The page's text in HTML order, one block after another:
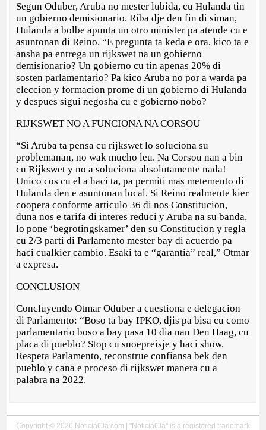
Segun Oduber, Aruba no mester lubida, cu Hulanda tin
un gobierno demisionario. Riba dje den fin di siman,
Hulanda a bolbe apunta un otro minister pa atende cu e
asuntonan di Reino. “E pregunta ta keda e ora, kico ta e
ansha pa entrega un rijkswet na un gobierno
demisionario? Un gobierno cu tin apenas 20% di
sosten parlamentario? Pa kico Aruba no por a warda pa
eleccion y formacion prome di un gobierno di Hulanda
y despues sigui negosha cu e gobierno nobo?
RIJKSWET NO A FUNCIONA NA CORSOU
“Si Aruba ta pensa cu rijkswet lo soluciona su
problemanan, no wak mucho leu. Na Corsou nan a bin
cu Rijkswet y no a soluciona absolutamente nada!
Unico cos cu el a haci ta, pa permiti mas metemento di
Hulanda den e asuntonan local. Si Reino realmente kier
coopera conforme articulo 36 di nos Constitucion,
duna nos e tarifa di interes reduci y Aruba na su banda,
lo pone ‘begrotingskamer’ den su Constitucion y regla
cu 2/3 parti di Parlamento mester bay di acuerdo pa
haci cualkier cambio. Esaki ta e “garantia” real,” Otmar
a expresa.
CONCLUSION
Concluyendo Otmar Oduber a cuestiona e delegacion
di Parlamento: “Boso ta bay IPKO, djis pa bisa cu como
parlamentario boso a bay pasa 10 dia nan Den Haag, cu
placa di pueblo? Stop cu snoepreisje y haci show.
Respeta Parlamento, reconstrue confiansa bek den
pueblo y cana e proceso di rijkswet manera cu a
palabra na 2022.
Copyright © 2026 NoticiaCla.com | "NoticiaCla" is a registered trademark